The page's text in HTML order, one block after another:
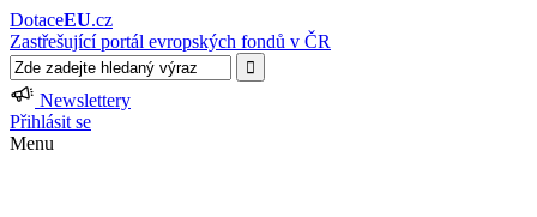
DotaceEU.cz
Zastřešující portál evropských fondů v ČR
Newslettery
Přihlásit se
Menu